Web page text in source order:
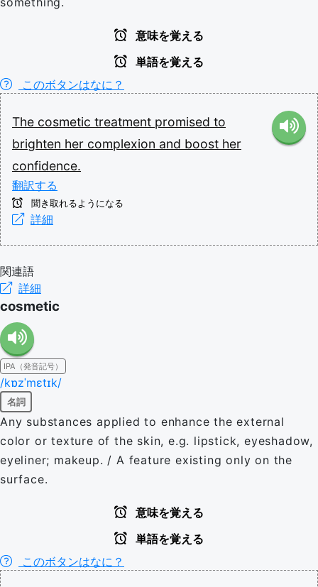
意味を覚える
単語を覚える
このボタンはなに？
The cosmetic treatment promised to
brighten her complexion and boost her
confidence.
翻訳する
聞き取れるようになる
詳細
関連語
詳細
cosmetic
IPA（発音記号）
/kɒzˈmɛtɪk/
名詞
Any substances applied to enhance the external
color or texture of the skin, e.g. lipstick, eyeshadow,
eyeliner; makeup. / A feature existing only on the
surface.
意味を覚える
単語を覚える
このボタンはなに？